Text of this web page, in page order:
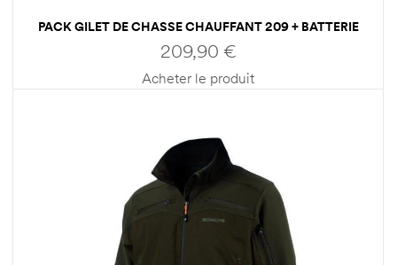
PACK GILET DE CHASSE CHAUFFANT 209 + BATTERIE
SOMLYS
209,90 €
Acheter le produit